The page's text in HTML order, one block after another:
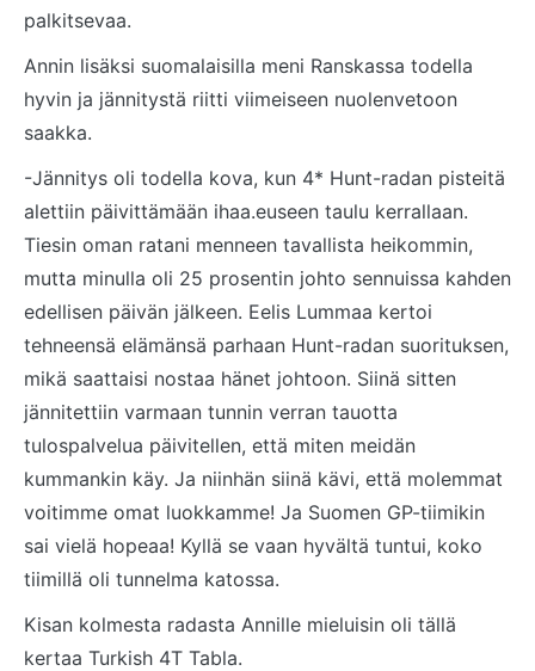
palkitsevaa.
Annin lisäksi suomalaisilla meni Ranskassa todella
hyvin ja jännitystä riitti viimeiseen nuolenvetoon
saakka.
-Jännitys oli todella kova, kun 4* Hunt-radan pisteitä
alettiin päivittämään ihaa.euseen taulu kerrallaan.
Tiesin oman ratani menneen tavallista heikommin,
mutta minulla oli 25 prosentin johto sennuissa kahden
edellisen päivän jälkeen. Eelis Lummaa kertoi
tehneensä elämänsä parhaan Hunt-radan suorituksen,
mikä saattaisi nostaa hänet johtoon. Siinä sitten
jännitettiin varmaan tunnin verran tauotta
tulospalvelua päivitellen, että miten meidän
kummankin käy. Ja niinhän siinä kävi, että molemmat
voitimme omat luokkamme! Ja Suomen GP-tiimikin
sai vielä hopeaa! Kyllä se vaan hyvältä tuntui, koko
tiimillä oli tunnelma katossa.
Kisan kolmesta radasta Annille mieluisin oli tällä
kertaa Turkish 4T Tabla.